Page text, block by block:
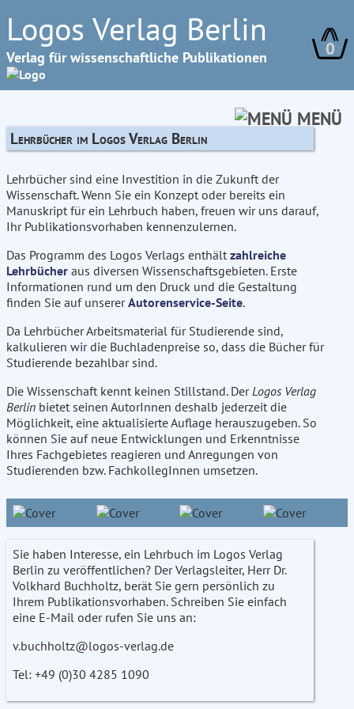
Logos Verlag Berlin
Verlag für wissenschaftliche Publikationen 0
MENÜ
Lehrbücher im Logos Verlag Berlin
Lehrbücher sind eine Investition in die Zukunft der
Wissenschaft. Wenn Sie ein Konzept oder bereits ein
Manuskript für ein Lehrbuch haben, freuen wir uns darauf,
Ihr Publikationsvorhaben kennenzulernen.
Das Programm des Logos Verlags enthält zahlreiche
Lehrbücher aus diversen Wissenschaftsgebieten. Erste
Informationen rund um den Druck und die Gestaltung
finden Sie auf unsererAutorenservice-Seite.
Da Lehrbücher Arbeitsmaterial für Studierende sind,
kalkulieren wir die Buchladenpreise so, dass die Bücher für
Studierende bezahlbar sind.
Die Wissenschaft kennt keinen Stillstand. Der Logos Verlag
Berlin bietet seinen AutorInnen deshalb jederzeit die
Möglichkeit, eine aktualisierte Auflage herauszugeben. So
können Sie auf neue Entwicklungen und Erkenntnisse
Ihres Fachgebietes reagieren und Anregungen von
Studierenden bzw. FachkollegInnen umsetzen.
Sie haben Interesse, ein Lehrbuch im Logos Verlag
Berlin zu veröffentlichen? Der Verlagsleiter, Herr Dr.
Volkhard Buchholtz, berät Sie gern persönlich zu
Ihrem Publikationsvorhaben. Schreiben Sie einfach
eine E-Mail oder rufen Sie uns an:
v.buchholtz@logos-verlag.de
Tel: +49 (0)30 4285 1090